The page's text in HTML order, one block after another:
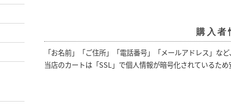
購入者
「お名前」「ご住所」「電話番号」「メールアドレス」な
当店のカートは「SSL」で個人情報が暗号化されているため